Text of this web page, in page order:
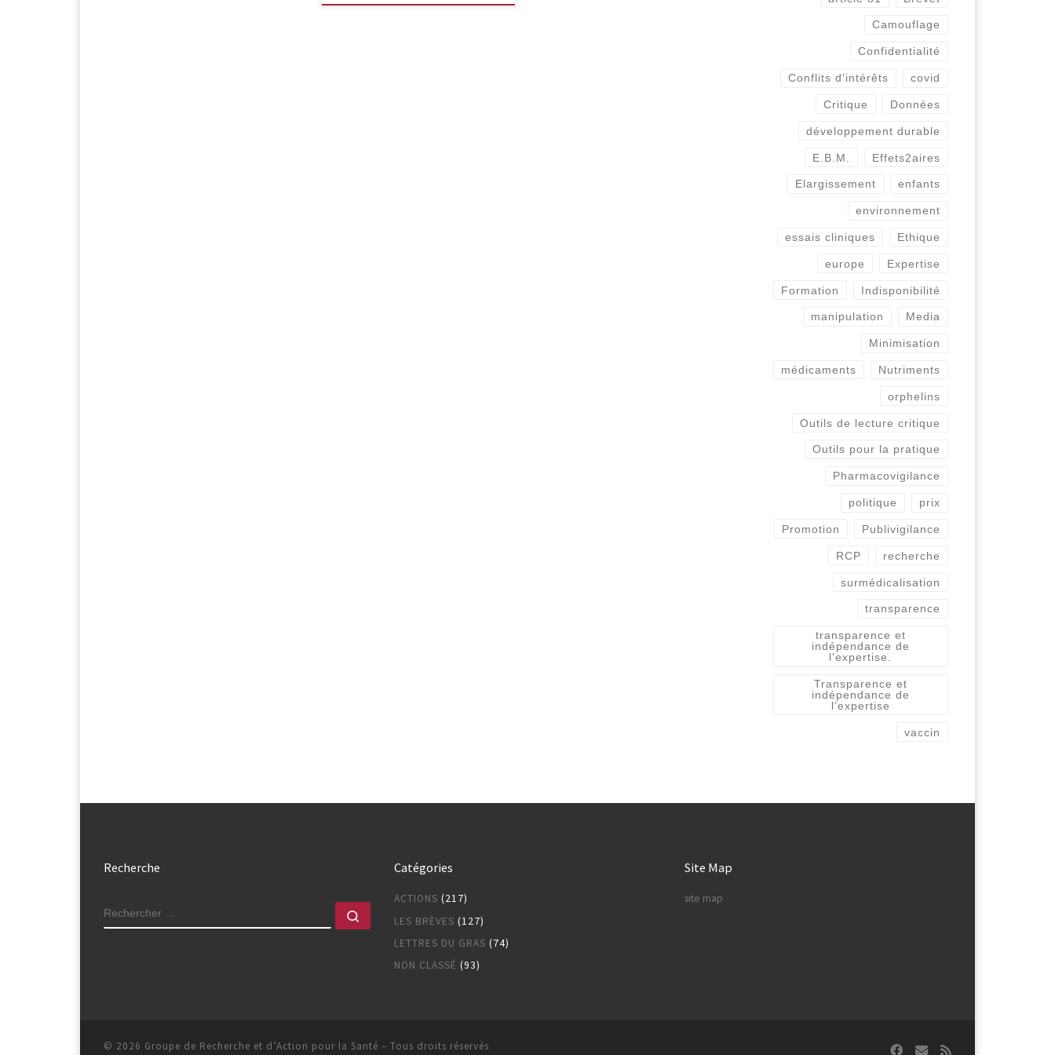
Camouflage
Confidentialité
Conflits d'intérêts covid
Critique Données
développement durable
E.B.M. Effets2aires
Elargissement enfants
environnement
essais cliniques Ethique
europe Expertise
Formation Indisponibilité
manipulation Media
Minimisation
médicaments Nutriments
orphelins
Outils de lecture critique
Outils pour la pratique
Pharmacovigilance
politique prix
Promotion Publivigilance
RCP recherche
surmédicalisation
transparence
transparence et
indépendance de
l'expertise.
Transparence et
indépendance de
l’expertise
vaccin
Recherche
RECHERCHER Rechercher …
Catégories
ACTIONS (217)
LES BRÈVES (127)
LETTRES DU GRAS (74)
NON CLASSÉ (93)
Site Map
site map
© 2026 Groupe de Recherche et d’Action pour la Santé – Tous droits réservés